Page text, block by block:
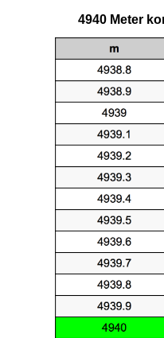
4940 Meter